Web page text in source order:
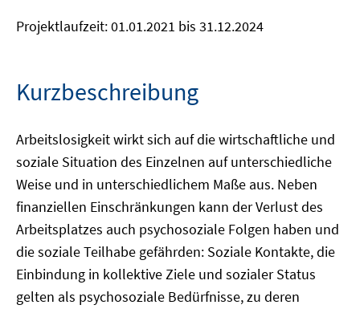
Projektlaufzeit: 01.01.2021 bis 31.12.2024
Kurzbeschreibung
Arbeitslosigkeit wirkt sich auf die wirtschaftliche und
soziale Situation des Einzelnen auf unterschiedliche
Weise und in unterschiedlichem Maße aus. Neben
finanziellen Einschränkungen kann der Verlust des
Arbeitsplatzes auch psychosoziale Folgen haben und
die soziale Teilhabe gefährden: Soziale Kontakte, die
Einbindung in kollektive Ziele und sozialer Status
gelten als psychosoziale Bedürfnisse, zu deren